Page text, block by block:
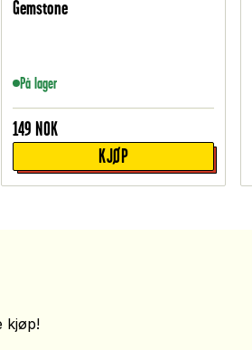
Gemstone
På lager
149 NOK
KJØP
kjøp!